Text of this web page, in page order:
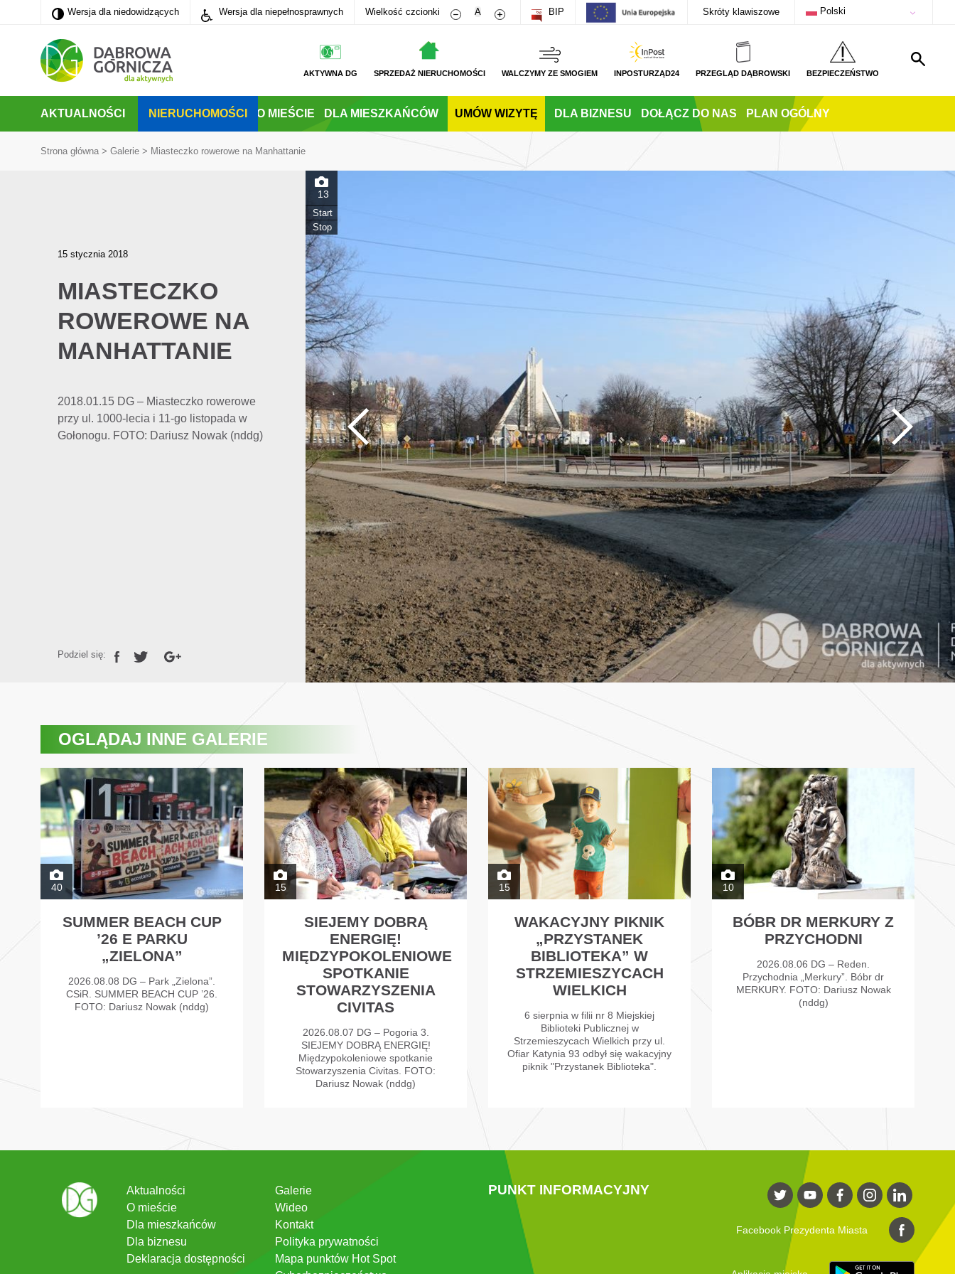
PRZEJDŹ DO MENU GŁÓWNEGO
PRZEJDŹ DO WYSZUKIWARKI
PRZEJDŹ DO TREŚCI
Wersja dla niedowidzących
Wersja dla niedowidzących Wersja dla niepełnosprawnych Wielkość czcionki Zmniejsz rozmiar czcionki
A Zwiększ rozmiar czcionki
BIP Skróty klawiszowe Polski
AKTYWNA DG SPRZEDAŻ NIERUCHOMOŚCI WALCZYMY ZE SMOGIEM INPOSTURZĄD24 PRZEGLĄD DĄBROWSKI BEZPIECZEŃSTWO
AKTUALNOŚCI NIERUCHOMOŚCI O MIEŚCIE DLA MIESZKAŃCÓW UMÓW WIZYTĘ DLA BIZNESU DOŁĄCZ DO NAS PLAN OGÓLNY
Strona główna > Galerie > Miasteczko rowerowe na Manhattanie
15 stycznia 2018
MIASTECZKO
ROWEROWE NA
MANHATTANIE
13
Start
Stop
2018.01.15 DG – Miasteczko rowerowe
przy ul. 1000-lecia i 11-go listopada w
Gołonogu. FOTO: Dariusz Nowak (nddg)
Podziel się:
OGLĄDAJ INNE GALERIE
40
SUMMER BEACH CUP
’26 E PARKU
„ZIELONA”
2026.08.08 DG – Park „Zielona”.
CSiR. SUMMER BEACH CUP ’26.
FOTO: Dariusz Nowak (nddg)
15
SIEJEMY DOBRĄ
ENERGIĘ!
MIĘDZYPOKOLENIOWE
SPOTKANIE
STOWARZYSZENIA
CIVITAS
2026.08.07 DG – Pogoria 3.
SIEJEMY DOBRĄ ENERGIĘ!
Międzypokoleniowe spotkanie
Stowarzyszenia Civitas. FOTO:
Dariusz Nowak (nddg)
15
WAKACYJNY PIKNIK
„PRZYSTANEK
BIBLIOTEKA” W
STRZEMIESZYCACH
WIELKICH
6 sierpnia w filii nr 8 Miejskiej
Biblioteki Publicznej w
Strzemieszycach Wielkich przy ul.
Ofiar Katynia 93 odbył się wakacyjny
piknik "Przystanek Biblioteka".
10
BÓBR DR MERKURY Z
PRZYCHODNI
2026.08.06 DG – Reden.
Przychodnia „Merkury”. Bóbr dr
MERKURY. FOTO: Dariusz Nowak
(nddg)
Aktualności
O mieście
Dla mieszkańców
Dla biznesu
Deklaracja dostępności
Galerie
Wideo
Kontakt
Polityka prywatności
Mapa punktów Hot Spot
PUNKT INFORMACYJNY
Facebook Prezydenta Miasta